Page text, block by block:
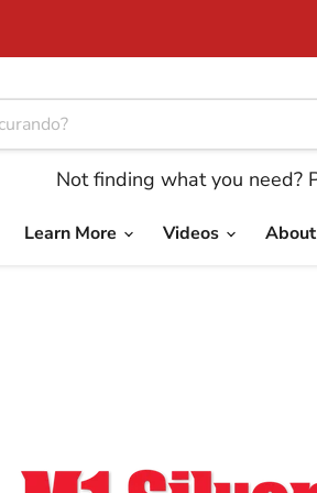
Not finding what you need?
Learn More Videos